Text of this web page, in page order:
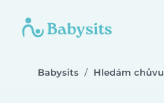
Babysits Hledám chůvu